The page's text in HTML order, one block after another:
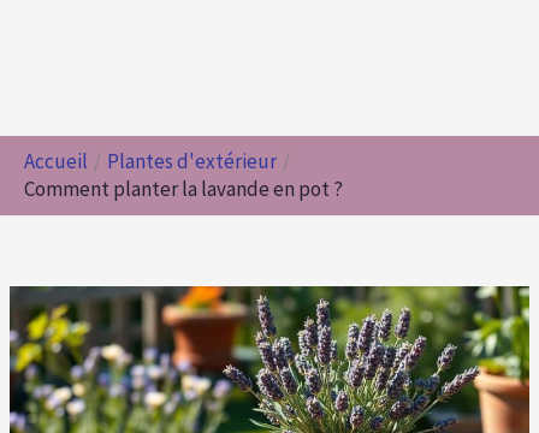
Accueil
Plantes d'extérieur
Comment planter la lavande en pot ?